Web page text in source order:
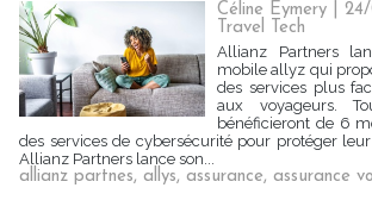
Céline Eymery |
Travel Tech
Allianz Partners
mobile allyz qui
des services plus
aux voyageurs.
bénéficieront de 6
des services de cybersécurité pour protéger
Allianz Partners lance son...
allianz partnes, allys, assurance, assurance